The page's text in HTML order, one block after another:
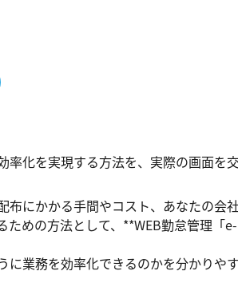
化を実現する方法を、実際の画面を
にかかる手間やコスト、あなたの会
ための方法として、**WEB勤怠管理
業務を効率化できるのかを分かりやす